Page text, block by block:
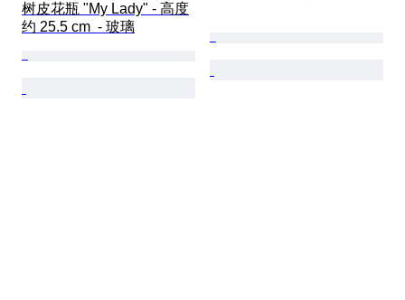
树皮花瓶 "My Lady" - 高度
约 25.5 cm  - 玻璃